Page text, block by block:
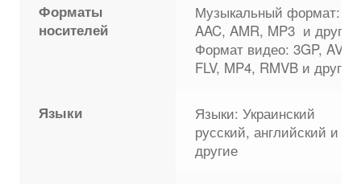
Форматы
носителей
Музыкальный формат:
AAC, AMR, MP3 и другие
Формат видео: 3GP, AVI,
FLV, MP4, RMVB и другие
Языки
Языки: Украинский
русский, английский и
другие